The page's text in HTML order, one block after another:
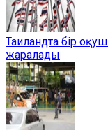
Таиландта бір
жаралады